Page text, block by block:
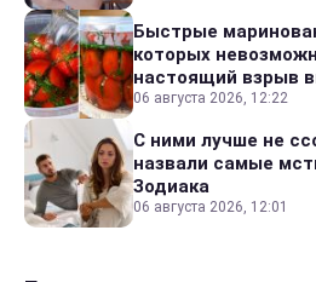
Быстрые
которых
настоящий взрыв
06 августа 2026, 12:22
С ними лучше не
назвали самые
Зодиака
06 августа 2026, 12:01